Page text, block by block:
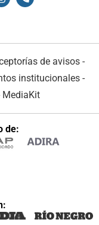
de avisos -
institucionales-
MediaKit
de: